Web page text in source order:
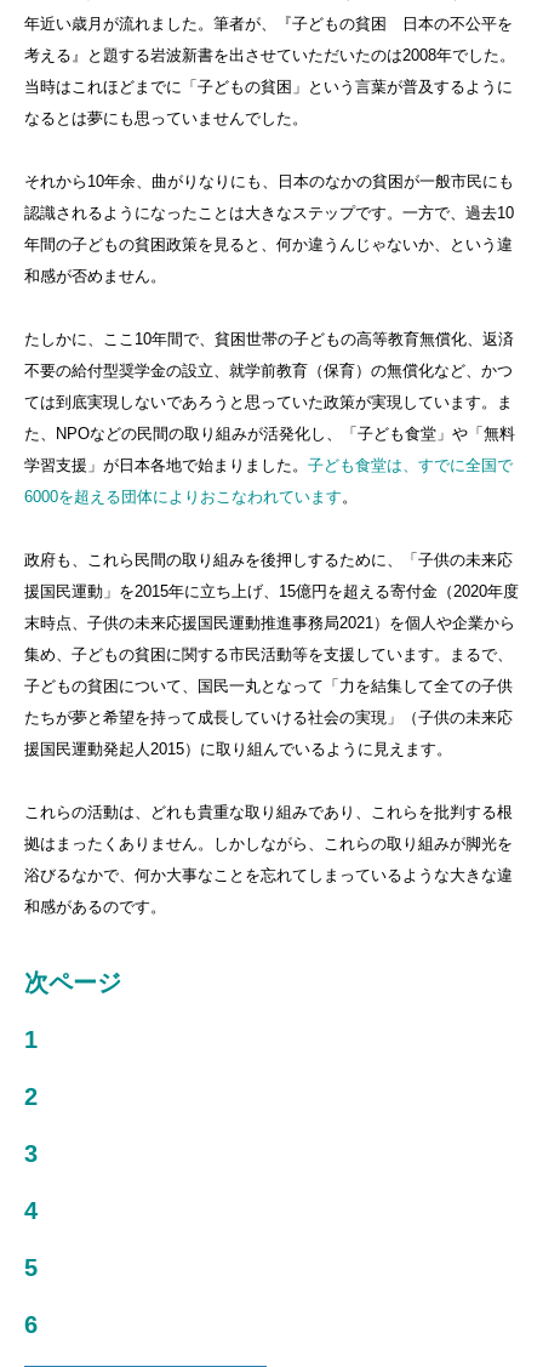
年近い歳月が流れました。筆者が、『子どもの貧困 日本の不公平を
考える』と題する岩波新書を出させていただいたのは2008年でした。
当時はこれほどまでに「子どもの貧困」という言葉が普及するように
なるとは夢にも思っていませんでした。
それから10年余、曲がりなりにも、日本のなかの貧困が一般市民にも
認識されるようになったことは大きなステップです。一方で、過去10
年間の子どもの貧困政策を見ると、何か違うんじゃないか、という違
和感が否めません。
たしかに、ここ10年間で、貧困世帯の子どもの高等教育無償化、返済
不要の給付型奨学金の設立、就学前教育（保育）の無償化など、かつ
ては到底実現しないであろうと思っていた政策が実現しています。ま
た、NPOなどの民間の取り組みが活発化し、「子ども食堂」や「無料
学習支援」が日本各地で始まりました。 子ども食堂は、すでに全国で
6000を超える団体によりおこなわれています 。
政府も、これら民間の取り組みを後押しするために、「子供の未来応
援国民運動」を2015年に立ち上げ、15億円を超える寄付金（2020年度
末時点、子供の未来応援国民運動推進事務局2021）を個人や企業から
集め、子どもの貧困に関する市民活動等を支援しています。まるで、
子どもの貧困について、国民一丸となって「力を結集して全ての子供
たちが夢と希望を持って成長していける社会の実現」（子供の未来応
援国民運動発起人2015）に取り組んでいるように見えます。
これらの活動は、どれも貴重な取り組みであり、これらを批判する根
拠はまったくありません。しかしながら、これらの取り組みが脚光を
浴びるなかで、何か大事なことを忘れてしまっているような大きな違
和感があるのです。
次ページ
1
2
3
4
5
6